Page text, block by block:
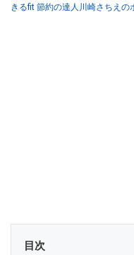
きるfit 節約の達人川崎さちえの
スマホ1つでスキマ時間に効率
目次